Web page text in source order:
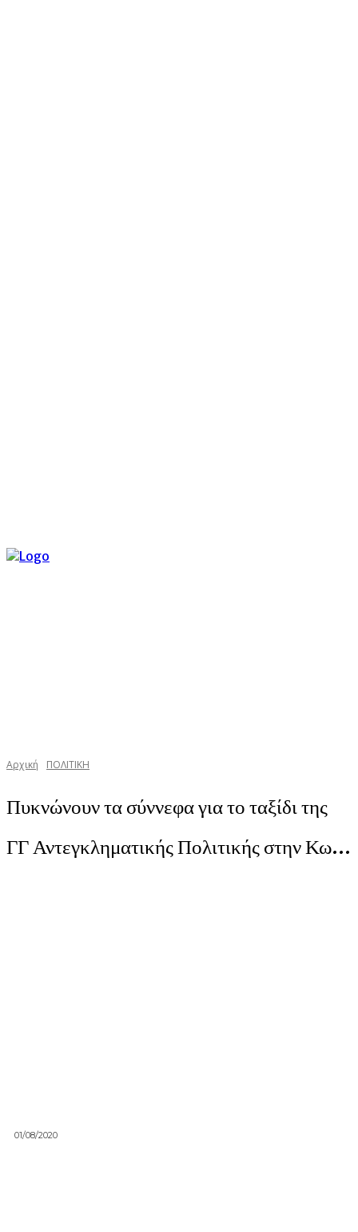
Αρχική ΠΟΛΙΤΙΚΗ
Πυκνώνουν τα σύννεφα για το ταξίδι της
ΓΓ Αντεγκληματικής Πολιτικής στην Κω…
01/08/2020